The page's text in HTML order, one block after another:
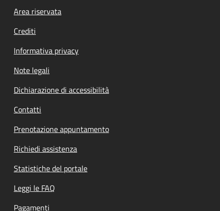
Footer menu
Area riservata
Crediti
Informativa privacy
Note legali
Dichiarazione di accessibilità
Contatti
Prenotazione appuntamento
Richiedi assistenza
Statistiche del portale
Leggi le FAQ
Pagamenti